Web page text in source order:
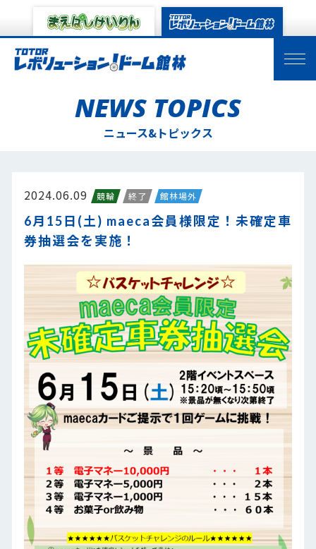
NEWS TOPICS
ニュース&トピックス
2024.06.09 競輪 終了 館林場外
6月15日(土) maeca会員様限定！未確定車
券抽選会を実施！